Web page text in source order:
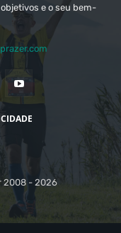
e o seu bem-
2008 - 2026